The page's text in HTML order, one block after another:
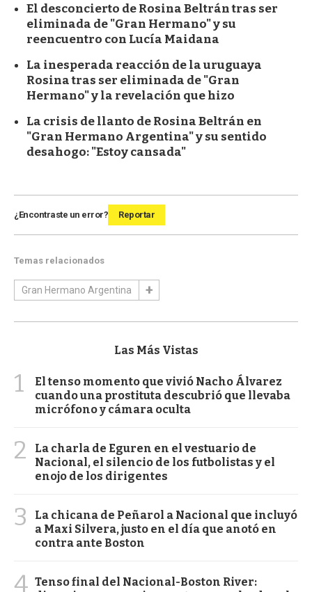
El desconcierto de Rosina Beltrán tras ser
eliminada de "Gran Hermano" y su
reencuentro con Lucía Maidana
La inesperada reacción de la uruguaya
Rosina tras ser eliminada de "Gran
Hermano" y la revelación que hizo
La crisis de llanto de Rosina Beltrán en
"Gran Hermano Argentina" y su sentido
desahogo: "Estoy cansada"
¿Encontraste un error? Reportar
Temas relacionados
Gran Hermano Argentina
Las Más Vistas
1
El tenso momento que vivió Nacho Álvarez
cuando una prostituta descubrió que llevaba
micrófono y cámara oculta
2
La charla de Eguren en el vestuario de
Nacional, el silencio de los futbolistas y el
enojo de los dirigentes
3
La chicana de Peñarol a Nacional que incluyó
a Maxi Silvera, justo en el día que anotó en
contra ante Boston
4 Tenso final del Nacional-Boston River: